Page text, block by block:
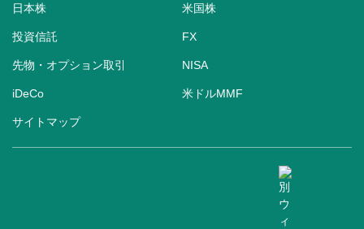
日本株 米国株
投資信託 FX
先物・オプション取引 NISA
iDeCo 米ドルMMF
サイトマップ